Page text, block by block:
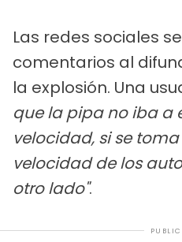
Las redes sociales
comentarios al
la explosión. Una
que la pipa no iba a
velocidad, si se
velocidad de los
otro lado".